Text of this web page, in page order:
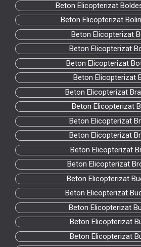
Beton Elicopterizat
Beton Elicopterizat
Beton Elicopterizat
Beton Elicopterizat
Beton Elicopterizat
Beton Elicopterizat
Beton Elicopterizat
Beton Elicopterizat
Beton Elicopterizat
Beton Elicopterizat
Beton Elicopterizat
Beton Elicopterizat
Beton Elicopterizat
Beton Elicopterizat
Beton Elicopterizat
Beton Elicopterizat
Beton Elicopterizat